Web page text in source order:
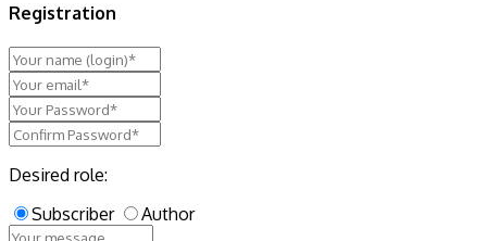
Registration
Desired role:
Subscriber
Author